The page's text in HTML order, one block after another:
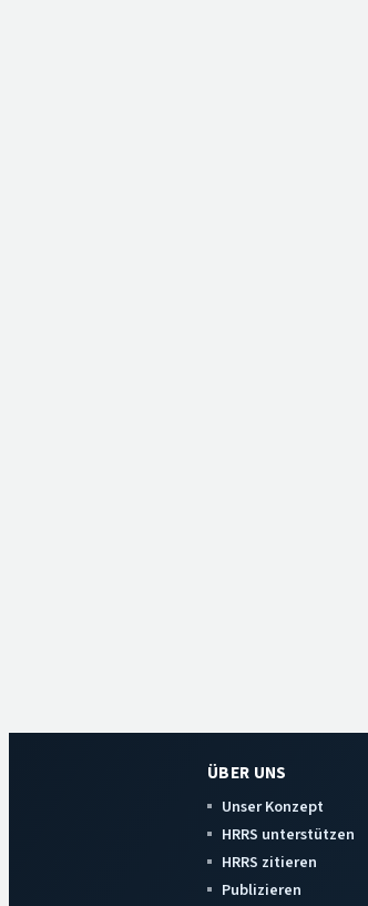
ÜBER UNS
Unser Konzept
HRRS unterstützen
HRRS zitieren
Publizieren